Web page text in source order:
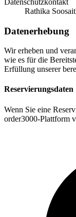
Rathika
Datenerhebung
Wir erheben und
wie es für die
Erfüllung unserer
Reservierungsdaten
Wenn Sie eine
order3000-Plattform